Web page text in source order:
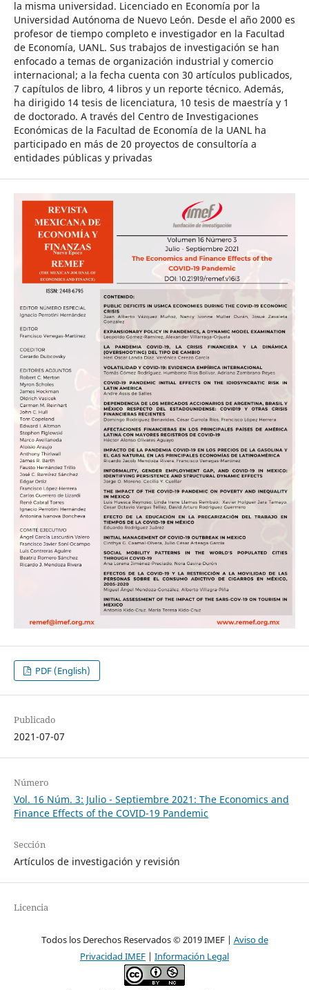
la misma universidad. Licenciado en Economía por la
Universidad Autónoma de Nuevo León. Desde el año 2000 es
profesor de tiempo completo e investigador en la Facultad
de Economía, UANL. Sus trabajos de investigación se han
enfocado a temas de organización industrial y comercio
internacional; a la fecha cuenta con 30 artículos publicados,
7 capítulos de libro, 4 libros y un reporte técnico. Además,
ha dirigido 14 tesis de licenciatura, 10 tesis de maestría y 1
de doctorado. A través del Centro de Investigaciones
Económicas de la Facultad de Economía de la UANL ha
participado en más de 20 proyectos de consultoría a
entidades públicas y privadas
PDF (English)
Publicado
2021-07-07
Número
Vol. 16 Núm. 3: Julio - Septiembre 2021: The Economics and
Finance Effects of the COVID-19 Pandemic
Sección
Artículos de investigación y revisión
Licencia
Todos los Derechos Reservados © 2019 IMEF | Aviso de
Privacidad IMEF | Información Legal